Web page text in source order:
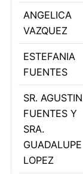
ANGELICA
VAZQUEZ
ESTEFANIA
FUENTES
SR. AGUSTIN
FUENTES Y
SRA.
GUADALUPE
LOPEZ